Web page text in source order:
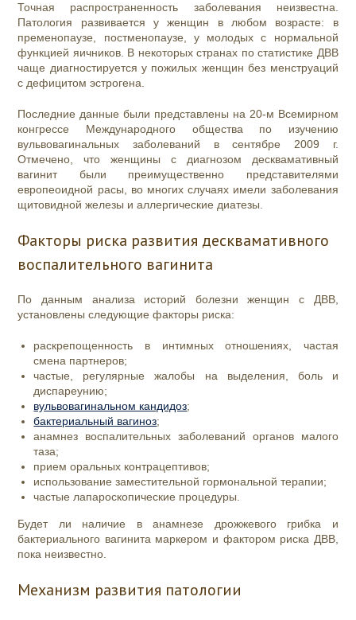
Точная распространенность заболевания неизвестна.
Патология развивается у женщин в любом возрасте: в
пременопаузе, постменопаузе, у молодых с нормальной
функцией яичников. В некоторых странах по статистике ДВВ
чаще диагностируется у пожилых женщин без менструаций
с дефицитом эстрогена.
Последние данные были представлены на 20-м Всемирном
конгрессе Международного общества по изучению
вульвовагинальных заболеваний в сентябре 2009 г.
Отмечено, что женщины с диагнозом десквамативный
вагинит были преимущественно представителями
европеоидной расы, во многих случаях имели заболевания
щитовидной железы и аллергические диатезы.
Факторы риска развития десквамативного
воспалительного вагинита
По данным анализа историй болезни женщин с ДВВ,
установлены следующие факторы риска:
раскрепощенность в интимных отношениях, частая
смена партнеров;
частые, регулярные жалобы на выделения, боль и
диспареунию;
вульвовагинальном кандидоз;
бактериальный вагиноз;
анамнез воспалительных заболеваний органов малого
таза;
прием оральных контрацептивов;
использование заместительной гормональной терапии;
частые лапароскопические процедуры.
Будет ли наличие в анамнезе дрожжевого грибка и
бактериального вагинита маркером и фактором риска ДВВ,
пока неизвестно.
Механизм развития патологии